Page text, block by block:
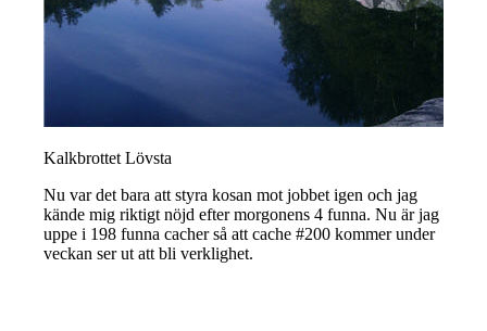
Kalkbrottet Lövsta
Nu var det bara att styra kosan mot jobbet igen och jag
kände mig riktigt nöjd efter morgonens 4 funna. Nu är jag
uppe i 198 funna cacher så att cache #200 kommer under
veckan ser ut att bli verklighet.